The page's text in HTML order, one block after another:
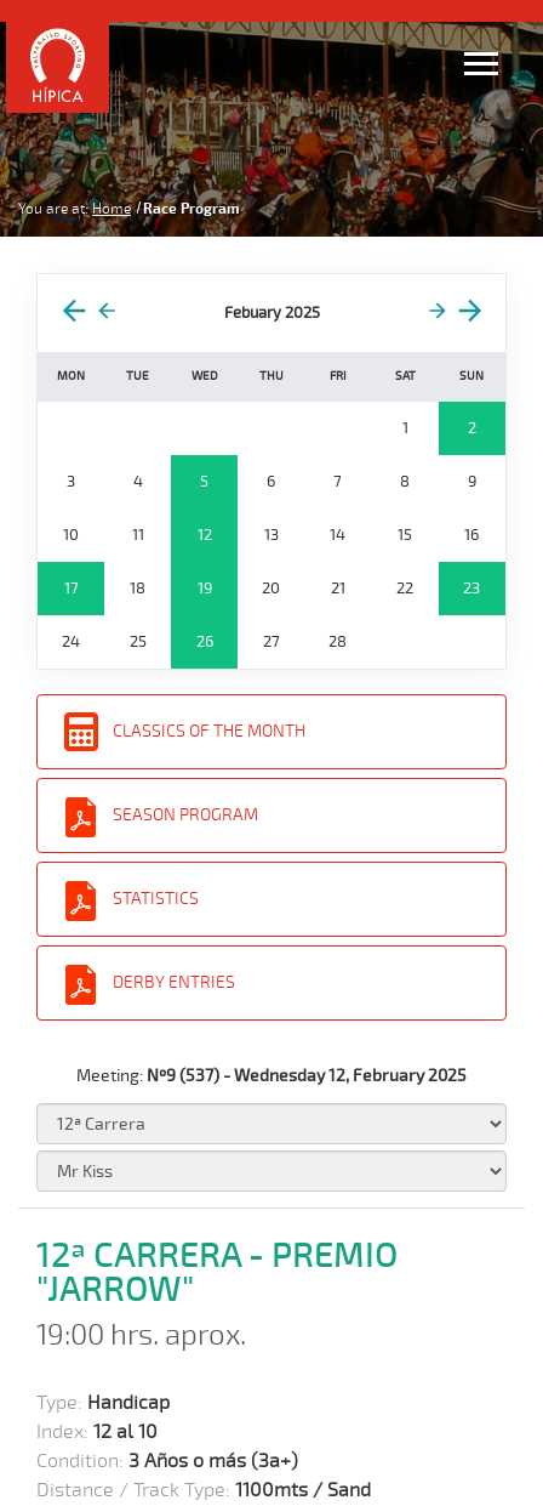
You are at: Home Race Program
Febuary 2025
MON TUE WED THU FRI SAT SUN
1 2
3 4 5 6 7 8 9
10 11 12 13 14 15 16
17 18 19 20 21 22 23
24 25 26 27 28
CLASSICS OF THE MONTH
SEASON PROGRAM
STATISTICS
DERBY ENTRIES
Meeting: Nº9 (537) - Wednesday 12, February 2025
12ª CARRERA - PREMIO
"JARROW"
19:00 hrs. aprox.
Type: Handicap
Index: 12 al 10
Condition: 3 Años o más (3a+)
Distance / Track Type: 1100mts / Sand